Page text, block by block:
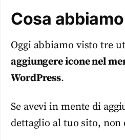
Cosa
Oggi abbiamo visto tre
aggiungere icone nel
WordPress.
Se avevi in mente di
dettaglio al tuo sito, non